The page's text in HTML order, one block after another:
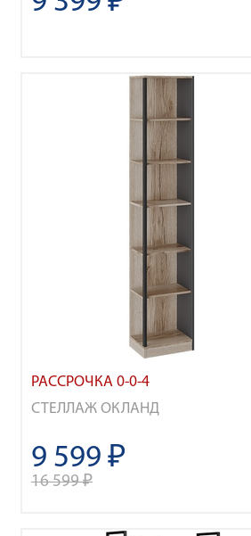
РАССРОЧКА 0-0-4
СТЕЛЛАЖ ОКЛАНД
9 599 ₽
16 599 ₽